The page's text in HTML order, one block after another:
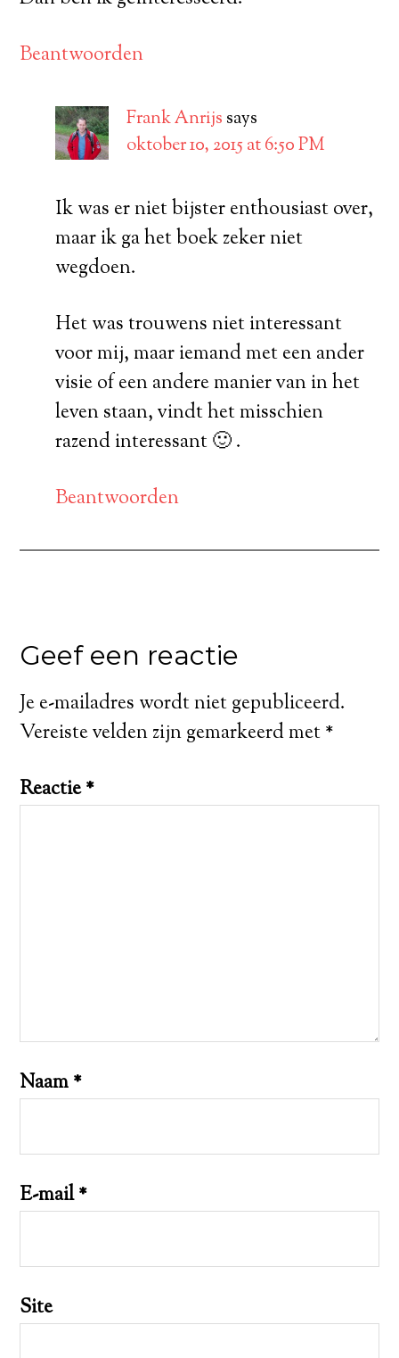
Beantwoorden
Frank Anrijs says
oktober 10, 2015 at 6:50 PM
Ik was er niet bijster enthousiast over,
maar ik ga het boek zeker niet
wegdoen.
Het was trouwens niet interessant
voor mij, maar iemand met een ander
visie of een andere manier van in het
leven staan, vindt het misschien
razend interessant 🙂 .
Beantwoorden
Geef een reactie
Je e-mailadres wordt niet gepubliceerd.
Vereiste velden zijn gemarkeerd met*
Reactie*
Naam*
E-mail*
Site